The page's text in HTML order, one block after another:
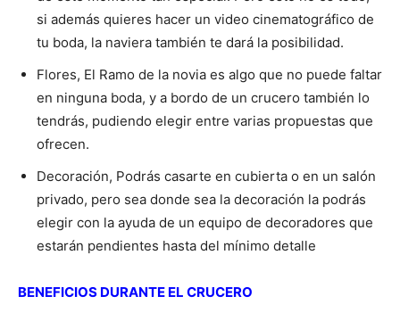
si además quieres hacer un video cinematográfico de
tu boda, la naviera también te dará la posibilidad.
Flores, El Ramo de la novia es algo que no puede faltar
en ninguna boda, y a bordo de un crucero también lo
tendrás, pudiendo elegir entre varias propuestas que
ofrecen.
Decoración, Podrás casarte en cubierta o en un salón
privado, pero sea donde sea la decoración la podrás
elegir con la ayuda de un equipo de decoradores que
estarán pendientes hasta del mínimo detalle
BENEFICIOS DURANTE EL CRUCERO